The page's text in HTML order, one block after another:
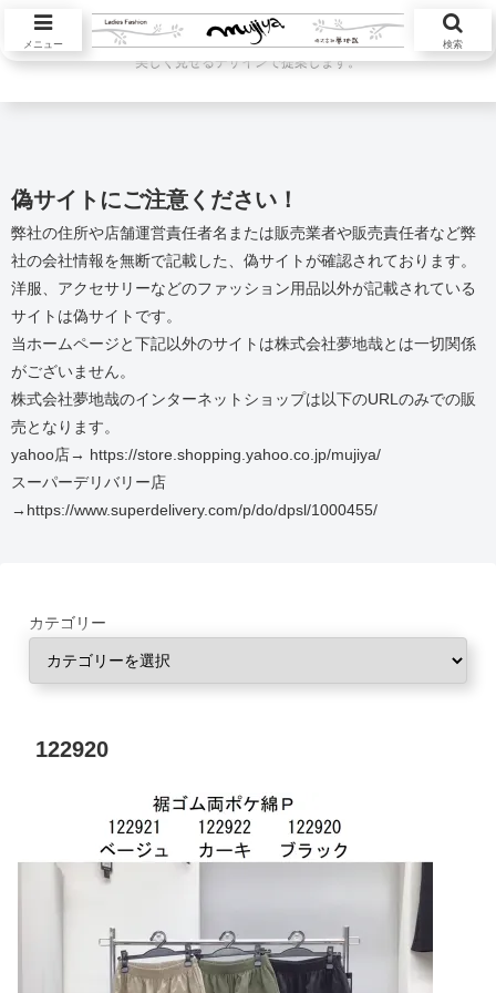
ハツラツと活躍する大人の女性が本当に欲しい服を自然素材中心に自然体を
美しく見せるデザインで提案します。
偽サイトにご注意ください！
弊社の住所や店舗運営責任者名または販売業者や販売責任者など弊
社の会社情報を無断で記載した、偽サイトが確認されております。
洋服、アクセサリーなどのファッション用品以外が記載されている
サイトは偽サイトです。
当ホームページと下記以外のサイトは株式会社夢地哉とは一切関係
がございません。
株式会社夢地哉のインターネットショップは以下のURLのみでの販
売となります。
yahoo店→ https://store.shopping.yahoo.co.jp/mujiya/
スーパーデリバリー店
→https://www.superdelivery.com/p/do/dpsl/1000455/
カテゴリー
122920
メニュー 検索